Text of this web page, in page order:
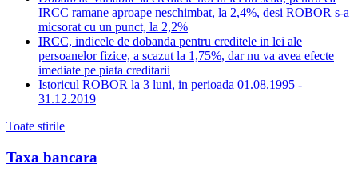
IRCC ramane aproape neschimbat, la 2,4%, desi ROBOR s-a
micsorat cu un punct, la 2,2%
IRCC, indicele de dobanda pentru creditele in lei ale
persoanelor fizice, a scazut la 1,75%, dar nu va avea efecte
imediate pe piata creditarii
Istoricul ROBOR la 3 luni, in perioada 01.08.1995 -
31.12.2019
Toate stirile
Taxa bancara